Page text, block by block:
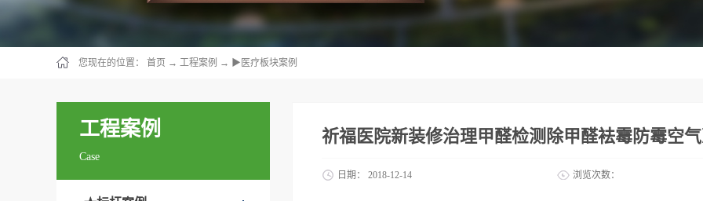
您现在的位置： 首页 → 工程案例 → ▶医疗板块案例
工程案例
Case
祈福医院新装修治理甲醛检测除甲醛袪霉防霉空
日期： 2018-12-14 浏览次数：